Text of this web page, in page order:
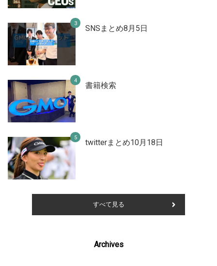
SNSまとめ8月5日
書籍検索
twitterまとめ10月18日
すべて見る
Archives